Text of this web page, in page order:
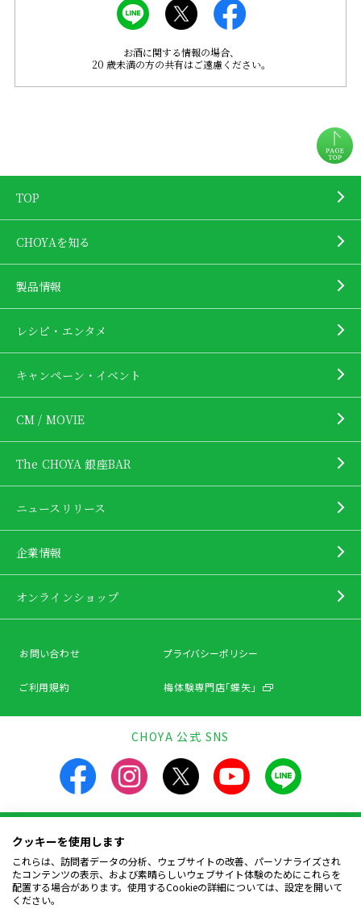
お酒に関する情報の場合、
20 歳未満の方の共有はご遠慮ください。
TOP
CHOYAを知る
製品情報
レシピ・エンタメ
キャンペーン・イベント
CM / MOVIE
The CHOYA 銀座BAR
ニュースリリース
企業情報
オンラインショップ
お問い合わせ プライバシーポリシー
ご利用規約 梅体験専門店「蝶矢」
CHOYA 公式 SNS
飲酒は20歳になってから。飲酒運転は法律で禁止されています。
お酒は楽しく適量を。飲んだあとはリサイクルへ。
妊娠中や授乳期の飲酒は、胎児・幼児の発育に
悪影響を与えるおそれがあります。
クッキーを使用します
これらは、訪問者データの分析、ウェブサイトの改善、パーソナライズされ
たコンテンツの表示、および素晴らしいウェブサイト体験のためにこれらを
配置する場合があります。使用するCookieの詳細については、設定を開いて
ください。